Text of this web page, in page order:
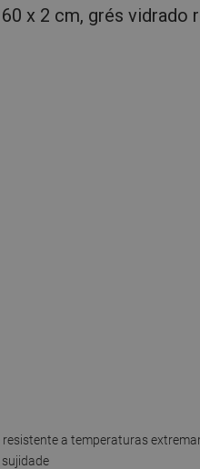
x 2 cm, grés vidrado
a temperaturas